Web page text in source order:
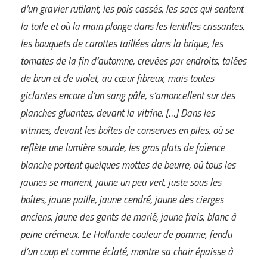
d’un gravier rutilant, les pois cassés, les sacs qui sentent
la toile et où la main plonge dans les lentilles crissantes,
les bouquets de carottes taillées dans la brique, les
tomates de la fin d’automne, crevées par endroits, talées
de brun et de violet, au cœur fibreux, mais toutes
giclantes encore d’un sang pâle, s’amoncellent sur des
planches gluantes, devant la vitrine. […] Dans les
vitrines, devant les boîtes de conserves en piles, où se
reflète une lumière sourde, les gros plats de faïence
blanche portent quelques mottes de beurre, où tous les
jaunes se marient, jaune un peu vert, juste sous les
boîtes, jaune paille, jaune cendré, jaune des cierges
anciens, jaune des gants de marié, jaune frais, blanc à
peine crémeux. Le Hollande couleur de pomme, fendu
d’un coup et comme éclaté, montre sa chair épaisse à